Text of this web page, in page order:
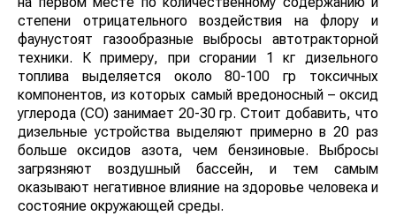
степени отрицательного воздействия на флору и
фаунустоят газообразные выбросы автотракторной
техники. К примеру, при сгорании 1 кг дизельного
топлива выделяется около 80-100 гр токсичных
компонентов, из которых самый вредоносный – оксид
углерода (СО) занимает 20-30 гр. Стоит добавить, что
дизельные устройства выделяют примерно в 20 раз
больше оксидов азота, чем бензиновые. Выбросы
загрязняют воздушный бассейн, и тем самым
оказывают негативное влияние на здоровье человека и
состояние окружающей среды.